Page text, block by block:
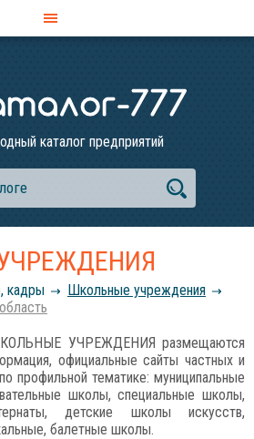
каталог предприятий
кадры
Школьные учреждения
УЧРЕЖДЕНИЯ размещаются
официальные сайты частных и
профильной тематике: муниципальные
школы, специальные школы,
детские школы искусств,
балетные школы.